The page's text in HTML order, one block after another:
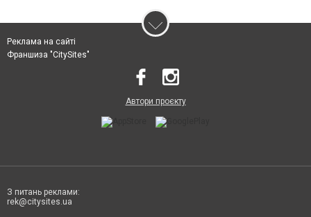
Реклама на сайті
Франшиза "CitySites"
Автори проєкту
З питань реклами:
rek@citysites.ua